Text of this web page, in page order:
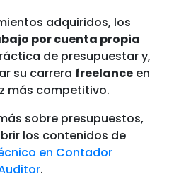
adquiridos, los
por cuenta propia
de presupuestar y,
su carrera freelance en
más competitivo.
sobre presupuestos,
los contenidos de
en Contador
.